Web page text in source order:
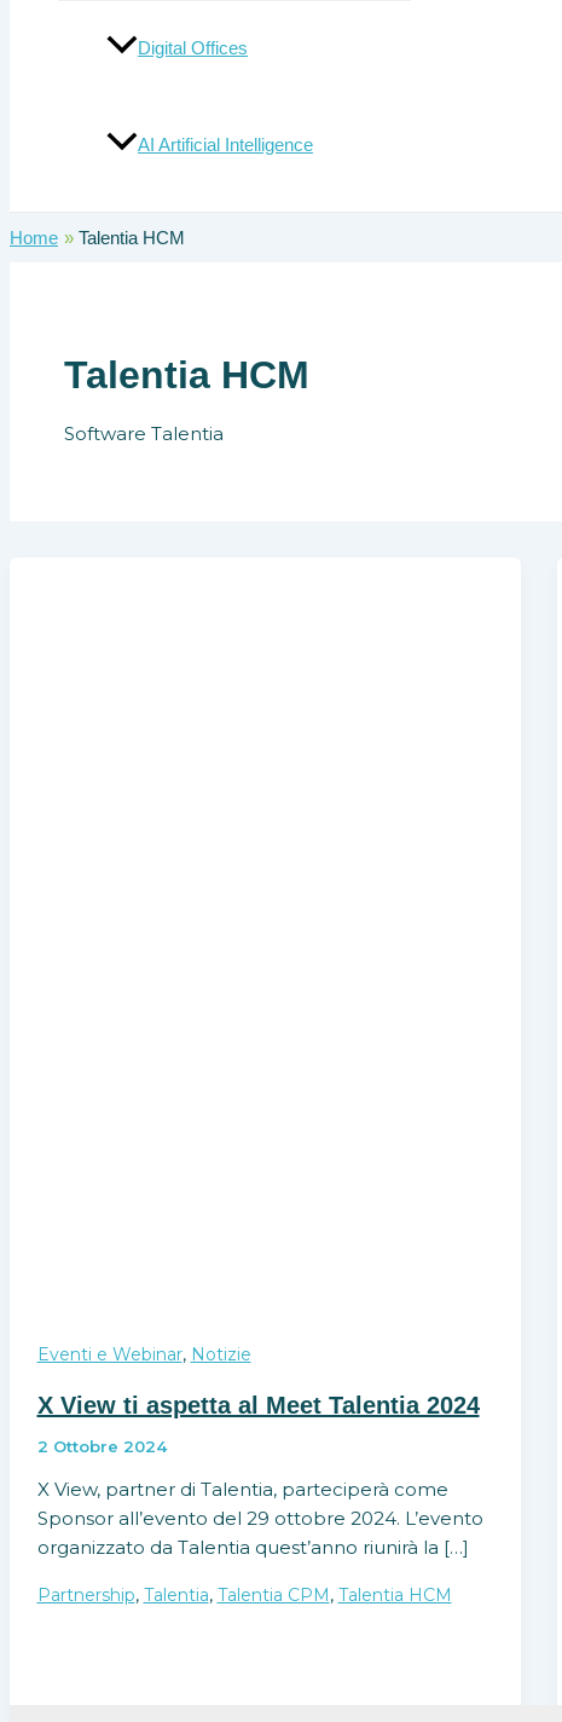
Digital Offices
AI Artificial Intelligence
Home Talentia HCM
Talentia HCM
Software Talentia
Eventi e Webinar, Notizie
X View ti aspetta al Meet Talentia 2024
2 Ottobre 2024
X View, partner di Talentia, parteciperà come
Sponsor all’evento del 29 ottobre 2024. L’evento
organizzato da Talentia quest’anno riunirà la […]
Partnership, Talentia, Talentia CPM, Talentia HCM